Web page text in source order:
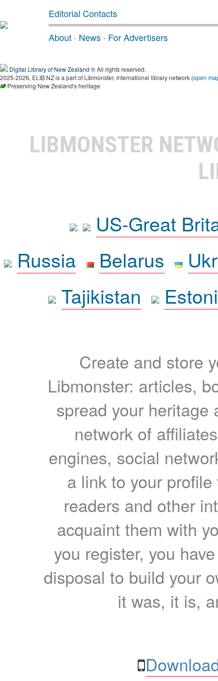
Editorial Contacts
About · News · For Advertisers
Digital Library of New Zealand ® All rights reserved.
2025-2026, ELIB.NZ is a part of Libmonster, international library network (open
Preserving New Zealand's heritage
LIBMONSTER
US-Great
Russia
Belarus
Tajikistan
Create and store
Libmonster: articles,
spread your heritage
network of
engines, social
a link to your
readers and other
acquaint them with
you register, you
disposal to build your
it was, it is,